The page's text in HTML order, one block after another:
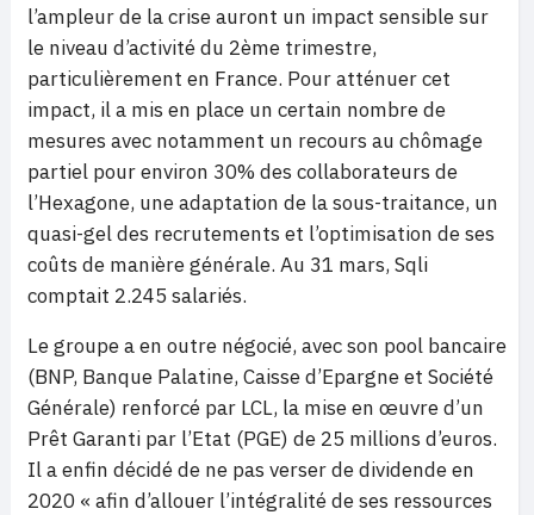
l’ampleur de la crise auront un impact sensible sur
le niveau d’activité du 2ème trimestre,
particulièrement en France. Pour atténuer cet
impact, il a mis en place un certain nombre de
mesures avec notamment un recours au chômage
partiel pour environ 30% des collaborateurs de
l’Hexagone, une adaptation de la sous-traitance, un
quasi-gel des recrutements et l’optimisation de ses
coûts de manière générale. Au 31 mars, Sqli
comptait 2.245 salariés.
Le groupe a en outre négocié, avec son pool bancaire
(BNP, Banque Palatine, Caisse d’Epargne et Société
Générale) renforcé par LCL, la mise en œuvre d’un
Prêt Garanti par l’Etat (PGE) de 25 millions d’euros.
Il a enfin décidé de ne pas verser de dividende en
2020 « afin d’allouer l’intégralité de ses ressources